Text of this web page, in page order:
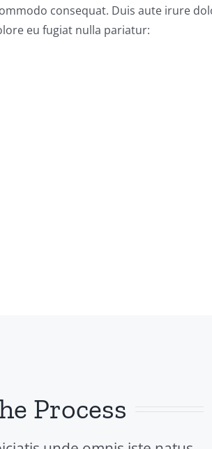
consequat. Duis aute irure
eu fugiat nulla pariatur:
Process